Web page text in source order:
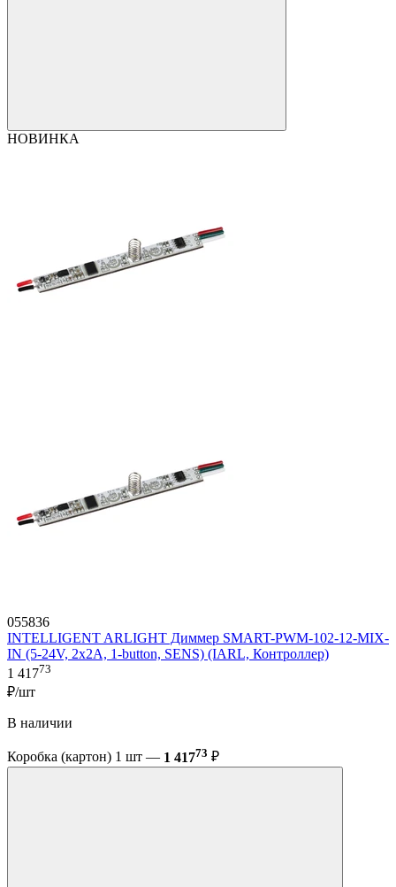
НОВИНКА
055836
INTELLIGENT ARLIGHT Диммер SMART-PWM-102-12-MIX-
IN (5-24V, 2x2A, 1-button, SENS) (IARL, Контроллер)
1 41773
₽/шт
В наличии
Коробка (картон) 1 шт — 1 41773 ₽